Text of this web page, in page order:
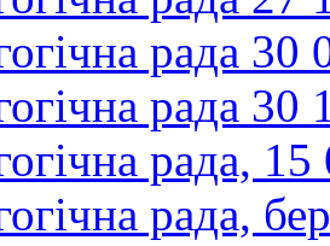
рада 30
рада 30
рада,
рада,